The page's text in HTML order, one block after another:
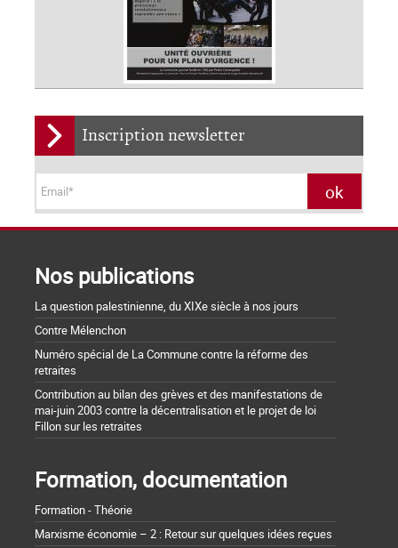
Inscription newsletter
Nos publications
La question palestinienne, du XIXe siècle à nos jours
Contre Mélenchon
Numéro spécial de La Commune contre la réforme des
retraites
Contribution au bilan des grèves et des manifestations de
mai-juin 2003 contre la décentralisation et le projet de loi
Fillon sur les retraites
Formation, documentation
Formation - Théorie
Marxisme économie – 2 : Retour sur quelques idées reçues